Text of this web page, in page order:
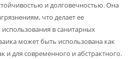
и долговечностью. Она
что делает ее
в санитарных
может быть использована как
и для современного и абстрактного.